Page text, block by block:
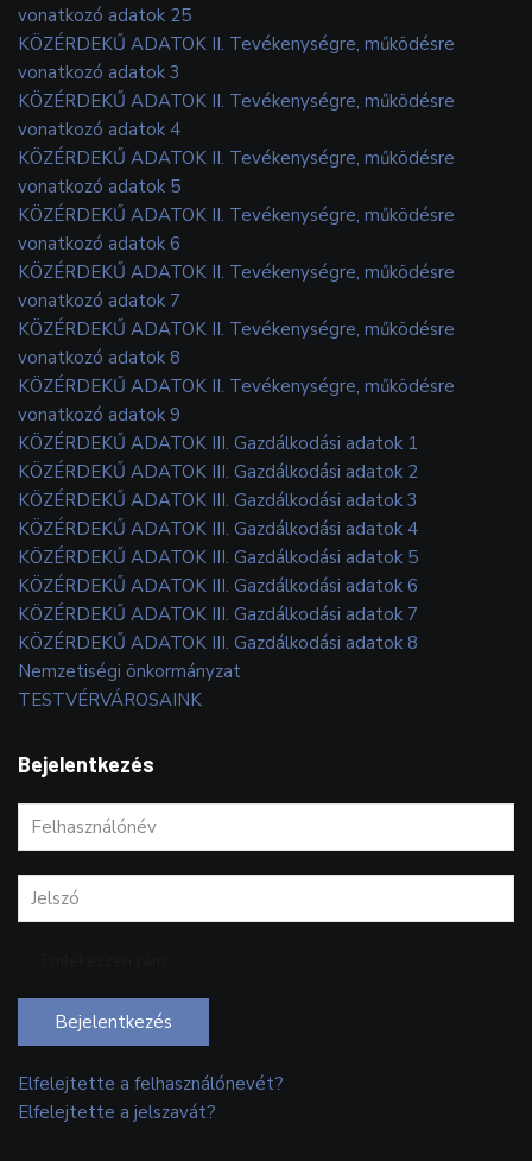
vonatkozó adatok 25
KÖZÉRDEKŰ ADATOK II. Tevékenységre, működésre
vonatkozó adatok 3
KÖZÉRDEKŰ ADATOK II. Tevékenységre, működésre
vonatkozó adatok 4
KÖZÉRDEKŰ ADATOK II. Tevékenységre, működésre
vonatkozó adatok 5
KÖZÉRDEKŰ ADATOK II. Tevékenységre, működésre
vonatkozó adatok 6
KÖZÉRDEKŰ ADATOK II. Tevékenységre, működésre
vonatkozó adatok 7
KÖZÉRDEKŰ ADATOK II. Tevékenységre, működésre
vonatkozó adatok 8
KÖZÉRDEKŰ ADATOK II. Tevékenységre, működésre
vonatkozó adatok 9
KÖZÉRDEKŰ ADATOK III. Gazdálkodási adatok 1
KÖZÉRDEKŰ ADATOK III. Gazdálkodási adatok 2
KÖZÉRDEKŰ ADATOK III. Gazdálkodási adatok 3
KÖZÉRDEKŰ ADATOK III. Gazdálkodási adatok 4
KÖZÉRDEKŰ ADATOK III. Gazdálkodási adatok 5
KÖZÉRDEKŰ ADATOK III. Gazdálkodási adatok 6
KÖZÉRDEKŰ ADATOK III. Gazdálkodási adatok 7
KÖZÉRDEKŰ ADATOK III. Gazdálkodási adatok 8
Nemzetiségi önkormányzat
TESTVÉRVÁROSAINK
Bejelentkezés
Bejelentkezés
Elfelejtette a felhasználónevét?
Elfelejtette a jelszavát?